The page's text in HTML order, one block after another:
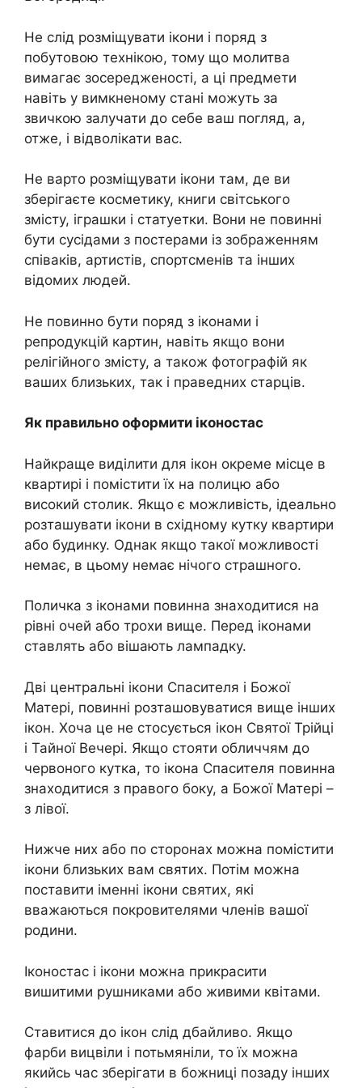
Не слід розміщувати ікони і поряд з
побутовою технікою, тому що молитва
вимагає зосередженості, а ці предмети
навіть у вимкненому стані можуть за
звичкою залучати до себе ваш погляд, а,
отже, і відволікати вас.
Не варто розміщувати ікони там, де ви
зберігаєте косметику, книги світського
змісту, іграшки і статуетки. Вони не повинні
бути сусідами з постерами із зображенням
співаків, артистів, спортсменів та інших
відомих людей.
Не повинно бути поряд з іконами і
репродукцій картин, навіть якщо вони
релігійного змісту, а також фотографій як
ваших близьких, так і праведних старців.
Як правильно оформити іконостас
Найкраще виділити для ікон окреме місце в
квартирі і помістити їх на полицю або
високий столик. Якщо є можливість, ідеально
розташувати ікони в східному кутку квартири
або будинку. Однак якщо такої можливості
немає, в цьому немає нічого страшного.
Поличка з іконами повинна знаходитися на
рівні очей або трохи вище. Перед іконами
ставлять або вішають лампадку.
Дві центральні ікони Спасителя і Божої
Матері, повинні розташовуватися вище інших
ікон. Хоча це не стосується ікон Святої Трійці
і Тайної Вечері. Якщо стояти обличчям до
червоного кутка, то ікона Спасителя повинна
знаходитися з правого боку, а Божої Матері –
з лівої.
Нижче них або по сторонах можна помістити
ікони близьких вам святих. Потім можна
поставити іменні ікони святих, які
вважаються покровителями членів вашої
родини.
Іконостас і ікони можна прикрасити
вишитими рушниками або живими квітами.
Ставитися до ікон слід дбайливо. Якщо
фарби вицвіли і потьмяніли, то їх можна
якийсь час зберігати в божниці позаду інших